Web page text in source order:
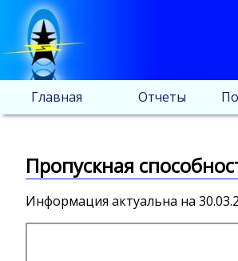
Главная Отчеты
Пропускная
Информация актуальна на